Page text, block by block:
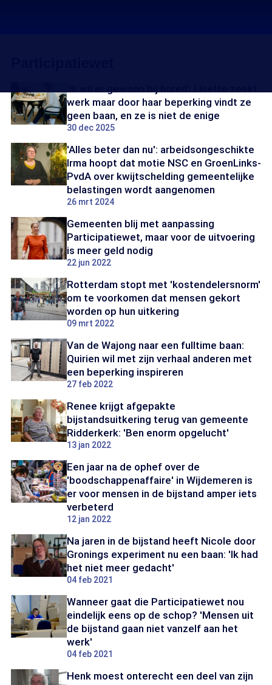
werk maar door haar beperking vindt ze
geen baan, en ze is niet de enige
30 dec 2025
'Alles beter dan nu': arbeidsongeschikte
Irma hoopt dat motie NSC en GroenLinks-
PvdA over kwijtschelding gemeentelijke
belastingen wordt aangenomen
26 mrt 2024
Gemeenten blij met aanpassing
Participatiewet, maar voor de uitvoering
is meer geld nodig
22 jun 2022
Rotterdam stopt met 'kostendelersnorm'
om te voorkomen dat mensen gekort
worden op hun uitkering
09 mrt 2022
Van de Wajong naar een fulltime baan:
Quirien wil met zijn verhaal anderen met
een beperking inspireren
27 feb 2022
Renee krijgt afgepakte
bijstandsuitkering terug van gemeente
Ridderkerk: 'Ben enorm opgelucht'
13 jan 2022
Een jaar na de ophef over de
'boodschappenaffaire' in Wijdemeren is
er voor mensen in de bijstand amper iets
verbeterd
12 jan 2022
Na jaren in de bijstand heeft Nicole door
Gronings experiment nu een baan: 'Ik had
het niet meer gedacht'
04 feb 2021
Wanneer gaat die Participatiewet nou
eindelijk eens op de schop? 'Mensen uit
de bijstand gaan niet vanzelf aan het
werk'
04 feb 2021
Henk moest onterecht een deel van zijn